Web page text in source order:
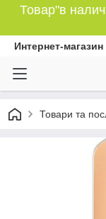
Товар"в
Интернет-
Товари та